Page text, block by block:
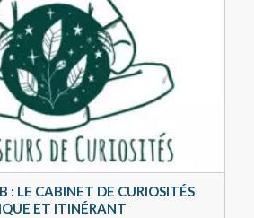
: LE CABINET DE CURIOSITÉS
ET ITINÉRANT